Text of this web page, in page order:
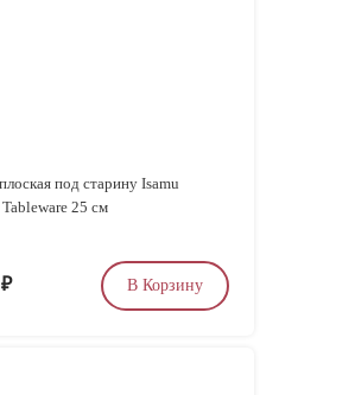
под старину Isamu
25 см
₽ В Корзину